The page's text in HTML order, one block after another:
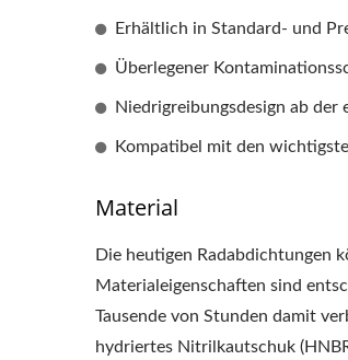
Erhältlich in Standard- und
Überlegener
Niedrigreibungsdesign ab der
Kompatibel mit den
Material
Die heutigen Radabdichtungen
Materialeigenschaften sind
Tausende von Stunden damit
hydriertes Nitrilkautschuk